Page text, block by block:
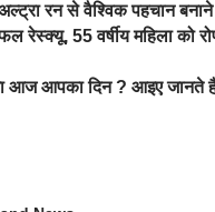
रन से वैश्विक पहचान
रेस्क्यू, 55 वर्षीय महिला को
आपका दिन ? आइए जानते हैं,